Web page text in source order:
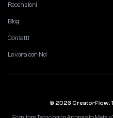
Recensioni
Blog
Contatti
Lavora con Noi
© 2026 CreatorFlow.